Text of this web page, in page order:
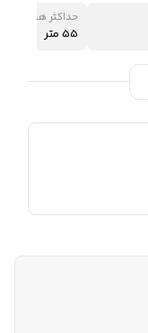
حداکثر هد
55 متر